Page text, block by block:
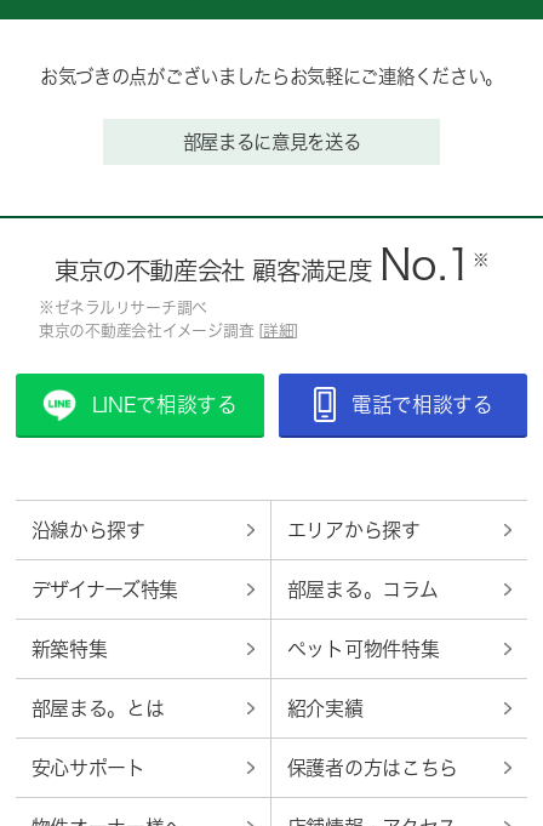
お気づきの点がございましたらお気軽にご連絡ください。
部屋まるに意見を送る
東京の不動産会社 顧客満足度 No.1 ※
※ゼネラルリサーチ調べ
東京の不動産会社イメージ調査 [ 詳細
LINEで相談する 電話で相談する
沿線から探す エリアから探す
デザイナーズ特集 部屋まる。コラム
新築特集 ペット可物件特集
部屋まる。とは 紹介実績
安心サポート 保護者の方はこちら